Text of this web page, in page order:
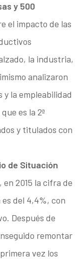
y 500
el impacto de las
la industria,
analizaron
y la empleabilidad
es la 2ª
y titulados con
de Situación
, en 2015 la cifra de
del 4,4%, con
Después de
remontar
vez los